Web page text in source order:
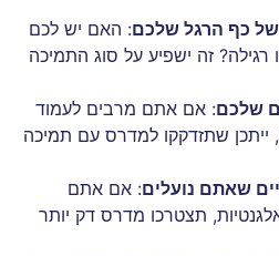
כף הרגל שלכם: האם יש לכם
זה ישפיע על סוג התמיכה
שלכם: אם אתם מרבים לעמוד
ייתכן שתזדקקו למדרס עם תמיכה
שאתם נועלים: אם אתם
תצטרכו מדרס דק יותר